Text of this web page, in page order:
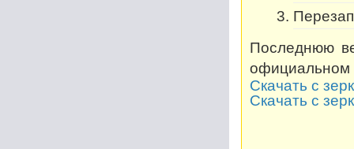
Последнюю
официальном
Скачать с
Скачать с